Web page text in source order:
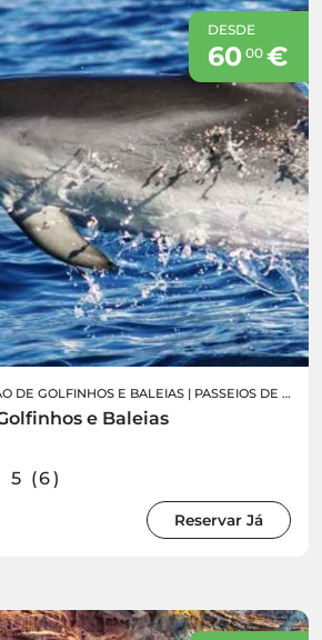
DESDE
60 00€
DE GOLFINHOS E BALEIAS | PASSEIOS DE BARCO
e Baleias
5 (6)
Reservar Já